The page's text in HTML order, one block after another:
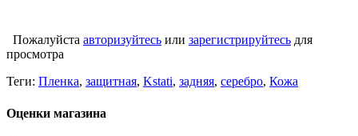
Пожалуйста авторизуйтесь или зарегистрируйтесь для
просмотра
Теги: Пленка, защитная, Kstati, задняя, серебро, Кожа
Оценки магазина